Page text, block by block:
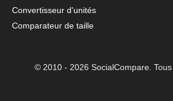
Convertisseur d'unités
Comparateur de taille
© 2010 - 2026 SocialCompare.